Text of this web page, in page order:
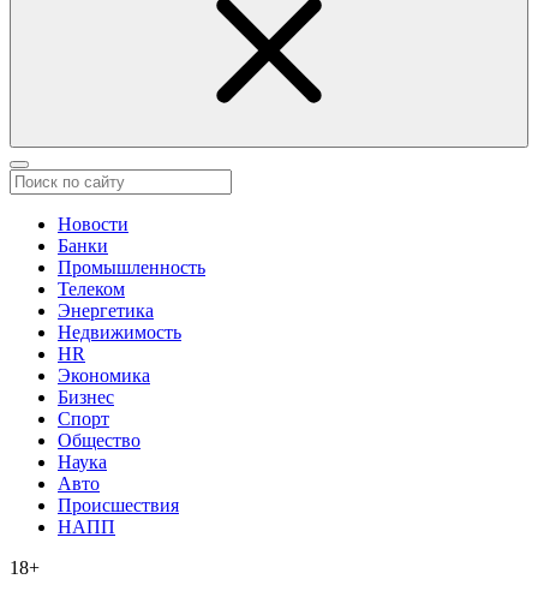
Новости
Банки
Промышленность
Телеком
Энергетика
Недвижимость
HR
Экономика
Бизнес
Спорт
Общество
Наука
Авто
Происшествия
НАПП
18+